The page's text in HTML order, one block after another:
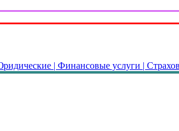
| Финансовые услуги |